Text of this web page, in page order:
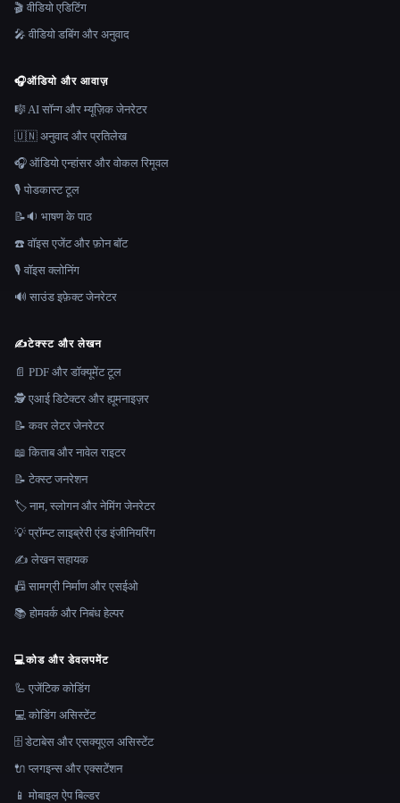
🎬 वीडियो एडिटिंग
🎤 वीडियो डबिंग और अनुवाद
🎧ऑडियो और आवाज़
🎼 AI सॉन्ग और म्यूज़िक जेनरेटर
🇺🇳 अनुवाद और प्रतिलेख
🎧 ऑडियो एन्हांसर और वोकल रिमूवल
🎙️ पोडकास्ट टूल
📝🔉 भाषण के पाठ
☎️ वॉइस एजेंट और फ़ोन बॉट
🎙️ वॉइस क्लोनिंग
🔊 साउंड इफ़ेक्ट जेनरेटर
✍️टेक्स्ट और लेखन
📄 PDF और डॉक्यूमेंट टूल
🕵️ एआई डिटेक्टर और ह्यूमनाइज़र
📝 कवर लेटर जेनरेटर
📖 किताब और नावेल राइटर
📝 टेक्स्ट जनरेशन
🏷️ नाम, स्लोगन और नेमिंग जेनरेटर
💡 प्रॉम्प्ट लाइब्रेरी एंड इंजीनियरिंग
✍️ लेखन सहायक
📠 सामग्री निर्माण और एसईओ
📚 होमवर्क और निबंध हेल्पर
💻कोड और डेवलपमेंट
🦾 एजेंटिक कोडिंग
💻 कोडिंग असिस्टेंट
🗄️ डेटाबेस और एसक्यूएल असिस्टेंट
🔌 प्लगइन्स और एक्सटेंशन
📱 मोबाइल ऐप बिल्डर